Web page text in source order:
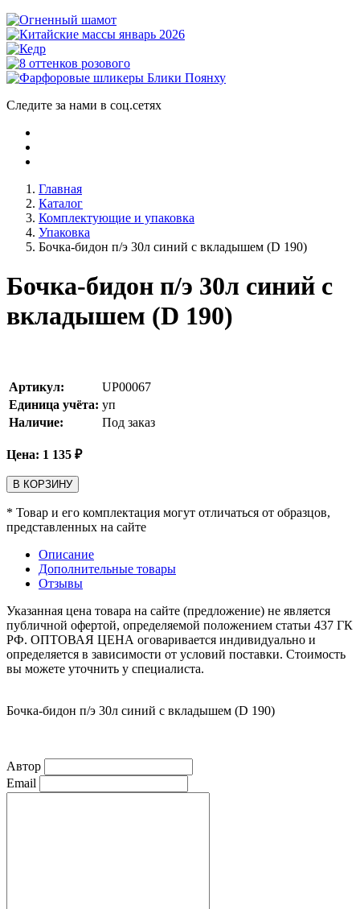
Следите за нами в соц.сетях
Главная
Каталог
Комплектующие и упаковка
Упаковка
Бочка-бидон п/э 30л синий с вкладышем (D 190)
Бочка-бидон п/э 30л синий с
вкладышем (D 190)
Артикул:
UP00067
Единица учёта: уп
Наличие:
Под заказ
Цена: 1 135 ₽
В КОРЗИНУ
* Товар и его комплектация могут отличаться от образцов,
представленных на сайте
Описание
Дополнительные товары
Отзывы
Указанная цена товара на сайте (предложение) не является
публичной офертой, определяемой положением статьи 437 ГК
РФ. ОПТОВАЯ ЦЕНА оговаривается индивидуально и
определяется в зависимости от условий поставки. Стоимость
вы можете уточнить у специалиста.
Бочка-бидон п/э 30л синий с вкладышем (D 190)
Автор
Email